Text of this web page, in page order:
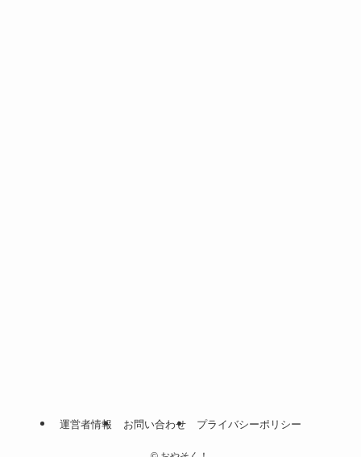
運営者情報 お問い合わせ プライバシーポリシー